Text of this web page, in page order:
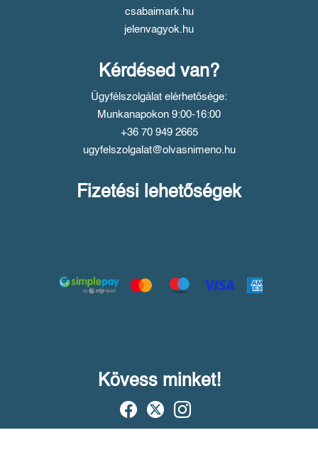
csabaimark.hu
jelenvagyok.hu
Kérdésed van?
Ügyfélszolgálat elérhetősége:
Munkanapokon 9:00-16:00
+36 70 949 2665
ugyfelszolgalat@olvasnimeno.hu
Fizetési lehetőségek
Kövess minket!